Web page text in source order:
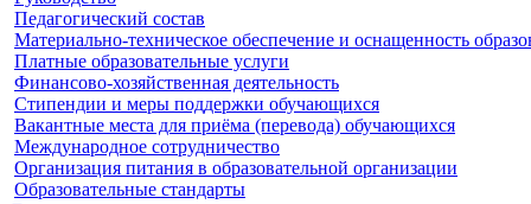
Педагогический состав
Материально-техническое обеспечение и оснащенность
Платные образовательные услуги
Финансово-хозяйственная деятельность
Стипендии и меры поддержки обучающихся
Вакантные места для приёма (перевода) обучающихся
Международное сотрудничество
Организация питания в образовательной организации
Образовательные стандарты